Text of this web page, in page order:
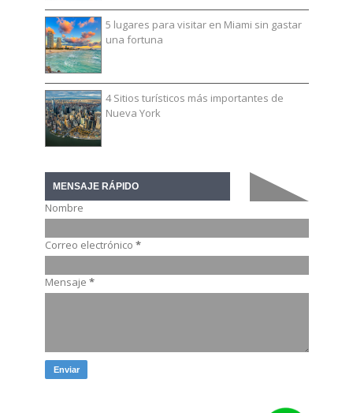
5 lugares para visitar en Miami sin gastar
una fortuna
4 Sitios turísticos más importantes de
Nueva York
MENSAJE RÁPIDO
Nombre
Correo electrónico *
Mensaje *